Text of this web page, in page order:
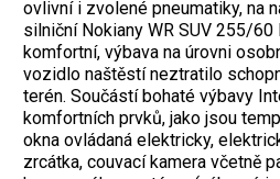
ovlivní i zvolené pneumatiky, na
silniční Nokiany WR SUV 255/
komfortní, výbava na úrovni
vozidlo naštěstí neztratilo
terén. Součástí bohaté výbavy
komfortních prvků, jako jsou
okna ovládaná elektricky,
zrcátka, couvací kamera včetně